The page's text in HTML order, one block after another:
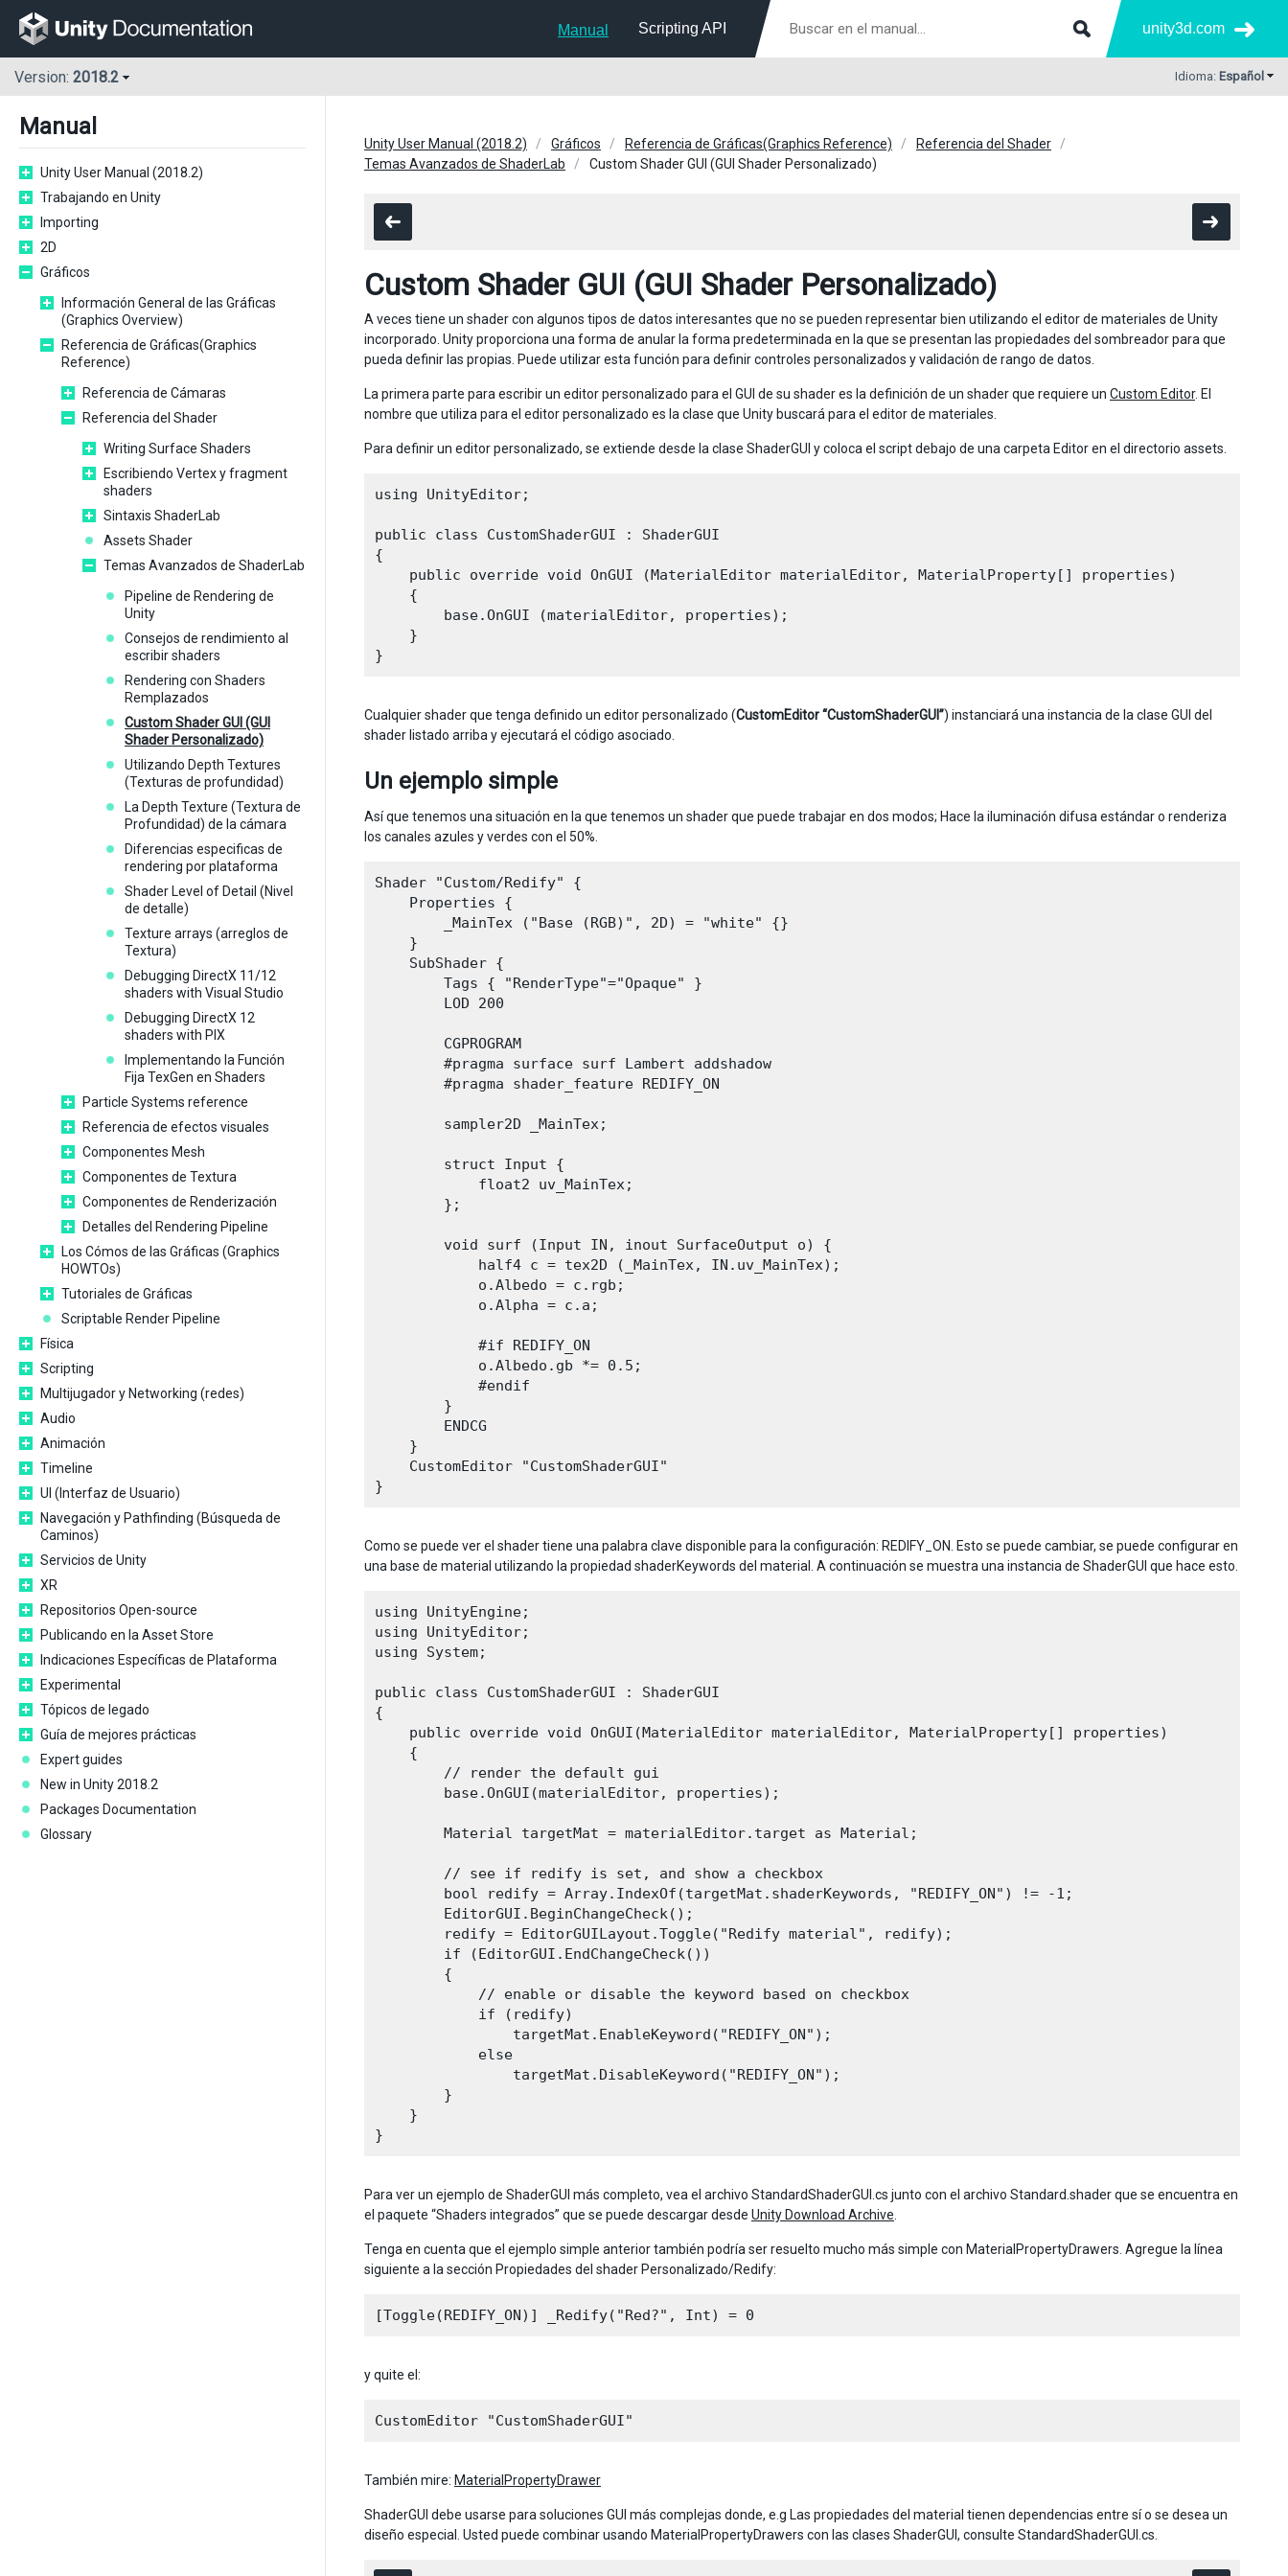
Manual Scripting API unity3d.com
Version: 2018.2 Idioma: Español
Manual
Unity User Manual (2018.2)
Trabajando en Unity
Importing
2D
Gráficos
Información General de las Gráficas
(Graphics Overview)
Referencia de Gráficas(Graphics
Reference)
Referencia de Cámaras
Referencia del Shader
Writing Surface Shaders
Escribiendo Vertex y fragment
shaders
Sintaxis ShaderLab
Assets Shader
Temas Avanzados de ShaderLab
Pipeline de Rendering de
Unity
Consejos de rendimiento al
escribir shaders
Rendering con Shaders
Remplazados
Custom Shader GUI (GUI
Shader Personalizado)
Utilizando Depth Textures
(Texturas de profundidad)
La Depth Texture (Textura de
Profundidad) de la cámara
Diferencias especificas de
rendering por plataforma
Shader Level of Detail (Nivel
de detalle)
Texture arrays (arreglos de
Textura)
Debugging DirectX 11/12
shaders with Visual Studio
Debugging DirectX 12
shaders with PIX
Implementando la Función
Fija TexGen en Shaders
Particle Systems reference
Referencia de efectos visuales
Componentes Mesh
Componentes de Textura
Componentes de Renderización
Detalles del Rendering Pipeline
Los Cómos de las Gráficas (Graphics
HOWTOs)
Tutoriales de Gráficas
Scriptable Render Pipeline
Física
Scripting
Multijugador y Networking (redes)
Audio
Animación
Timeline
UI (Interfaz de Usuario)
Navegación y Pathfinding (Búsqueda de
Caminos)
Servicios de Unity
XR
Repositorios Open-source
Publicando en la Asset Store
Indicaciones Específicas de Plataforma
Experimental
Tópicos de legado
Guía de mejores prácticas
Expert guides
New in Unity 2018.2
Packages Documentation
Glossary
Unity User Manual (2018.2) Gráficos Referencia de Gráficas(Graphics Reference)
Referencia del Shader
Temas Avanzados de ShaderLab
Custom Shader GUI (GUI Shader Personalizado)
Custom Shader GUI (GUI Shader Personalizado)
A veces tiene un shader con algunos tipos de datos interesantes que no se pueden representar bien utilizando el editor de materiales de Unity
incorporado. Unity proporciona una forma de anular la forma predeterminada en la que se presentan las propiedades del sombreador para que
pueda definir las propias. Puede utilizar esta función para definir controles personalizados y validación de rango de datos.
La primera parte para escribir un editor personalizado para el GUI de su shader es la definición de un shader que requiere un Custom Editor. El
nombre que utiliza para el editor personalizado es la clase que Unity buscará para el editor de materiales.
Para definir un editor personalizado, se extiende desde la clase ShaderGUI y coloca el script debajo de una carpeta Editor en el directorio assets.
using UnityEditor;
public class CustomShaderGUI : ShaderGUI
{
    public override void OnGUI (MaterialEditor materialEditor, MaterialProperty[] properties)
    {
        base.OnGUI (materialEditor, properties);
    }
Cualquier shader que tenga definido un editor personalizado (CustomEditor “CustomShaderGUI”) instanciará una instancia de la clase GUI del
shader listado arriba y ejecutará el código asociado.
Un ejemplo simple
Así que tenemos una situación en la que tenemos un shader que puede trabajar en dos modos; Hace la iluminación difusa estándar o renderiza
los canales azules y verdes con el 50%.
Shader "Custom/Redify" {
    Properties {
        _MainTex ("Base (RGB)", 2D) = "white" {}
    }
    SubShader {
        Tags { "RenderType"="Opaque" }
        LOD 200
        CGPROGRAM
        #pragma surface surf Lambert addshadow
        #pragma shader_feature REDIFY_ON
        sampler2D _MainTex;
        struct Input {
            float2 uv_MainTex;
        };
        void surf (Input IN, inout SurfaceOutput o) {
            half4 c = tex2D (_MainTex, IN.uv_MainTex);
            o.Albedo = c.rgb;
            o.Alpha = c.a;
            #if REDIFY_ON
            o.Albedo.gb *= 0.5;
            #endif
        }
        ENDCG
    }
    CustomEditor "CustomShaderGUI"
Como se puede ver el shader tiene una palabra clave disponible para la configuración: REDIFY_ON. Esto se puede cambiar, se puede configurar en
una base de material utilizando la propiedad shaderKeywords del material. A continuación se muestra una instancia de ShaderGUI que hace esto.
using UnityEngine;
using UnityEditor;
using System;
public class CustomShaderGUI : ShaderGUI
{
    public override void OnGUI(MaterialEditor materialEditor, MaterialProperty[] properties)
    {
        // render the default gui
        base.OnGUI(materialEditor, properties);
        Material targetMat = materialEditor.target as Material;
        // see if redify is set, and show a checkbox
        bool redify = Array.IndexOf(targetMat.shaderKeywords, "REDIFY_ON") != -1;
        EditorGUI.BeginChangeCheck();
        redify = EditorGUILayout.Toggle("Redify material", redify);
        if (EditorGUI.EndChangeCheck())
        {
            // enable or disable the keyword based on checkbox
            if (redify)
                targetMat.EnableKeyword("REDIFY_ON");
            else
                targetMat.DisableKeyword("REDIFY_ON");
        }
    }
Para ver un ejemplo de ShaderGUI más completo, vea el archivo StandardShaderGUI.cs junto con el archivo Standard.shader que se encuentra en
el paquete “Shaders integrados” que se puede descargar desde Unity Download Archive
Tenga en cuenta que el ejemplo simple anterior también podría ser resuelto mucho más simple con MaterialPropertyDrawers. Agregue la línea
siguiente a la sección Propiedades del shader Personalizado/Redify:
y quite el:
También mire: MaterialPropertyDrawer
ShaderGUI debe usarse para soluciones GUI más complejas donde, e.g Las propiedades del material tienen dependencias entre sí o se desea un
diseño especial. Usted puede combinar usando MaterialPropertyDrawers con las clases ShaderGUI, consulte StandardShaderGUI.cs.